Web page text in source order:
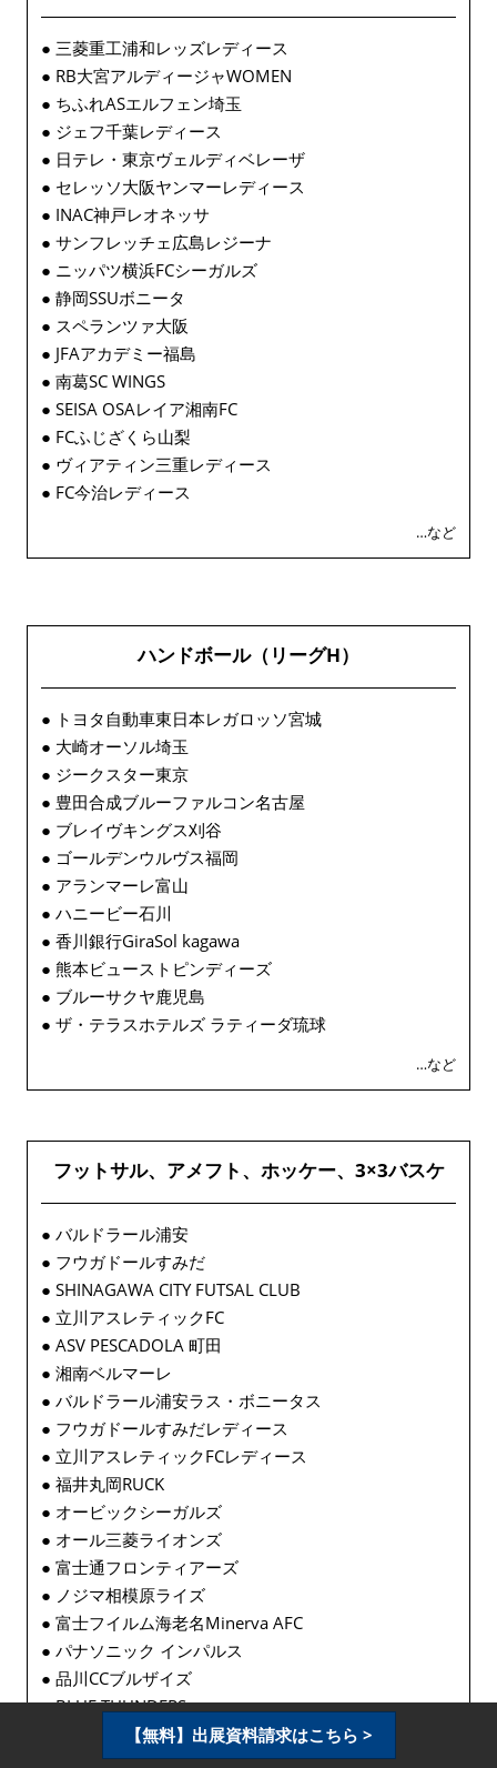
● 三菱重工浦和レッズレディース
● RB大宮アルディージャWOMEN
● ちふれASエルフェン埼玉
● ジェフ千葉レディース
● 日テレ・東京ヴェルディベレーザ
● セレッソ大阪ヤンマーレディース
● INAC神戸レオネッサ
● サンフレッチェ広島レジーナ
● ニッパツ横浜FCシーガルズ
● 静岡SSUボニータ
● スペランツァ大阪
● JFAアカデミー福島
● 南葛SC WINGS
● SEISA OSAレイア湘南FC
● FCふじざくら山梨
● ヴィアティン三重レディース
● FC今治レディース
…など
ハンドボール（リーグH）
● トヨタ自動車東日本レガロッソ宮城
● 大崎オーソル埼玉
● ジークスター東京
● 豊田合成ブルーファルコン名古屋
● ブレイヴキングス刈谷
● ゴールデンウルヴス福岡
● アランマーレ富山
● ハニービー石川
● 香川銀行GiraSol kagawa
● 熊本ビューストピンディーズ
● ブルーサクヤ鹿児島
● ザ・テラスホテルズ ラティーダ琉球
…など
フットサル、アメフト、ホッケー、3×3バスケ
● バルドラール浦安
● フウガドールすみだ
● SHINAGAWA CITY FUTSAL CLUB
● 立川アスレティックFC
● ASV PESCADOLA 町田
● 湘南ベルマーレ
● バルドラール浦安ラス・ボニータス
● フウガドールすみだレディース
● 立川アスレティックFCレディース
● 福井丸岡RUCK
● オービックシーガルズ
● オール三菱ライオンズ
● 富士通フロンティアーズ
● ノジマ相模原ライズ
● 富士フイルム海老名Minerva AFC
● パナソニック インパルス
● 品川CCブルザイズ
● BLUE THUNDERS
● 横浜ベイクレーンズ
● ソニーHC BRAVIA Ladies
【無料】出展資料請求はこちら >